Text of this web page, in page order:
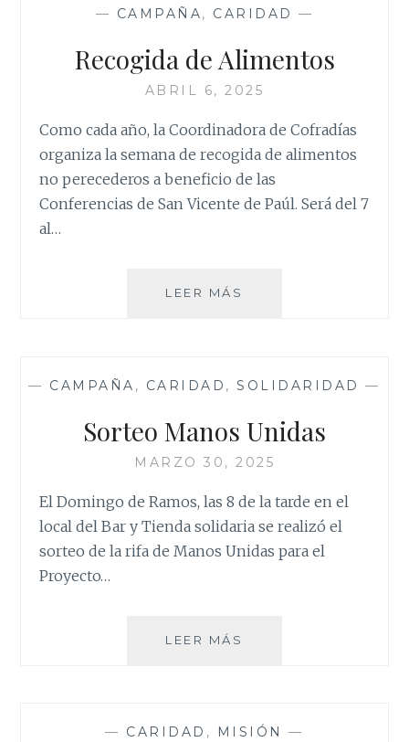
— CAMPAÑA, CARIDAD —
Recogida de Alimentos
ABRIL 6, 2025
Como cada año, la Coordinadora de Cofradías
organiza la semana de recogida de alimentos
no perecederos a beneficio de las
Conferencias de San Vicente de Paúl. Será del 7
al…
LEER MÁS
— CAMPAÑA , CARIDAD ,SOLIDARIDAD —
Sorteo Manos Unidas
MARZO 30, 2025
El Domingo de Ramos, las 8 de la tarde en el
local del Bar y Tienda solidaria se realizó el
sorteo de la rifa de Manos Unidas para el
Proyecto…
LEER MÁS
— CARIDAD , MISIÓN —